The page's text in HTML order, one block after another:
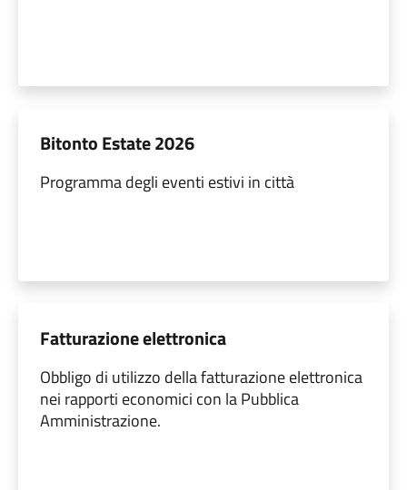
Bitonto Estate 2026
Programma degli eventi estivi in città
Fatturazione elettronica
Obbligo di utilizzo della fatturazione elettronica
nei rapporti economici con la Pubblica
Amministrazione.